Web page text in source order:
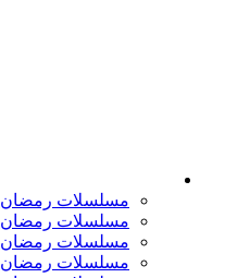
مسلسلات رمضان 2026
مسلسلات رمضان 2025
مسلسلات رمضان 2024
مسلسلات رمضان 2023